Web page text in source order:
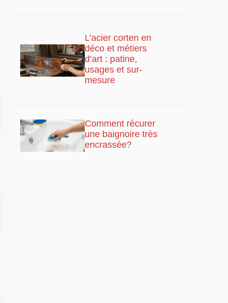
L’acier corten en
déco et métiers
d’art : patine,
usages et sur-
mesure
Comment récurer
une baignoire très
encrassée?